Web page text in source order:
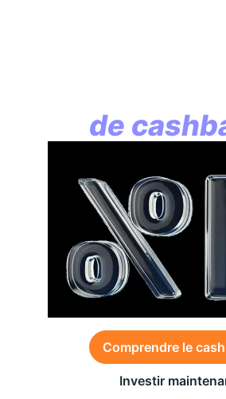
de
Comprendre le
Investir